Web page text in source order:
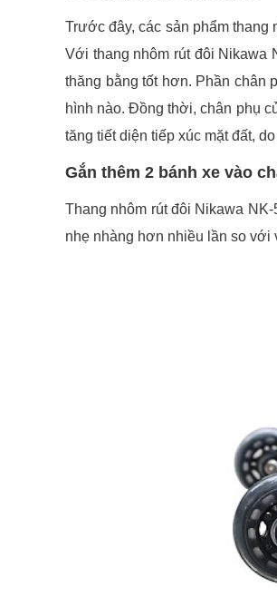
Trước đây, các sản phẩm
Với thang nhôm rút đôi Nikawa
thăng bằng tốt hơn. Phần chân
hình nào. Đồng thời, chân phụ
tăng tiết diện tiếp xúc mặt đất,
Gắn thêm 2 bánh xe vào
Thang nhôm rút đôi Nikawa
nhẹ nhàng hơn nhiều lần so với